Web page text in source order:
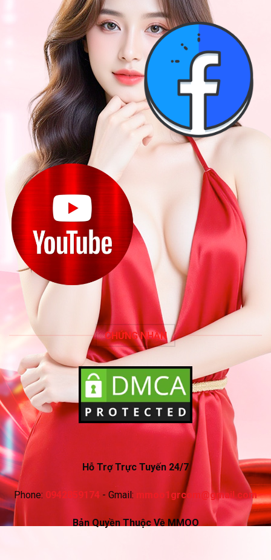
CHỨNG NHẬN
Hỗ Trợ Trực Tuyến 24/7
Phone: 0942859174 - Gmail: mmoo1grcom@gmail.com
Bản Quyền Thuộc Về MMOO